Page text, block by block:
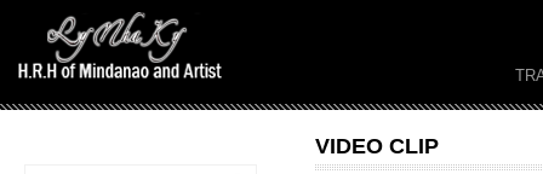
VIDEO CLIP